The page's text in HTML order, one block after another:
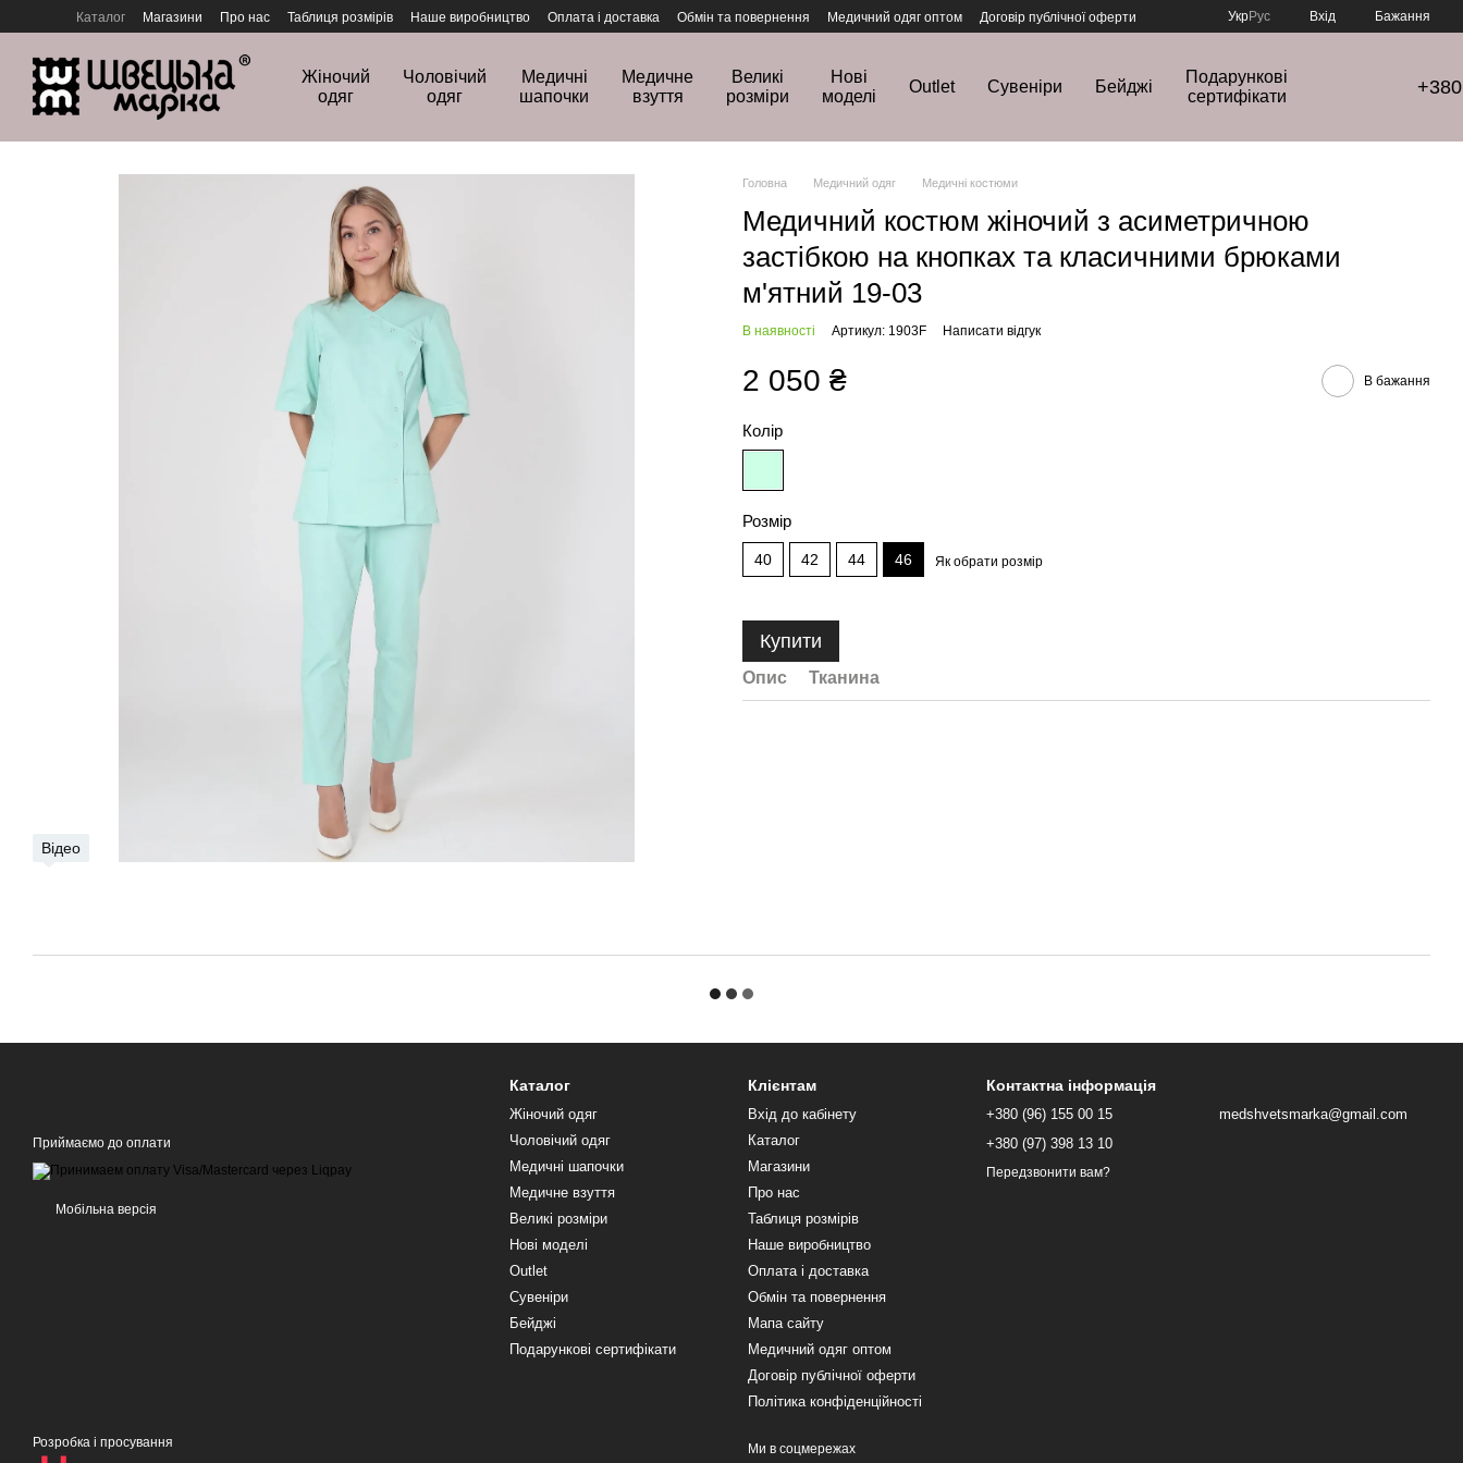
Перейти до основного контенту
Каталог Магазини Про нас Таблиця розмірів Наше виробництво Оплата і доставка Обмін та повернення Медичний одяг оптом
Договір публічної оферти
УкрРус Вхід Бажання
Жіночий
одяг
Чоловічий
одяг
Медичні
шапочки
Медичне
взуття
Великі
розміри
Нові
моделі
Outlet Сувеніри Бейджі
Подарункові
сертифікати
Відео
Головна Медичний одяг Медичні костюми
Медичний костюм жіночий з асиметричною
застібкою на кнопках та класичними брюками
м'ятний 19-03
В наявності Артикул: 1903F Написати відгук
2 050 ₴ В бажання
Колір
Розмір
40 42 44 46 Як обрати розмір
Купити
Опис Тканина
Приймаємо до оплати
Мобільна версія
Розробка і просування
Каталог
Жіночий одяг
Чоловічий одяг
Медичні шапочки
Медичне взуття
Великі розміри
Нові моделі
Outlet
Сувеніри
Бейджі
Подарункові сертифікати
Клієнтам
Вхід до кабінету
Каталог
Магазини
Про нас
Таблиця розмірів
Наше виробництво
Оплата і доставка
Обмін та повернення
Мапа сайту
Медичний одяг оптом
Договір публічної оферти
Політика конфіденційності
Ми в соцмережах
Контактна інформація
+380 (96) 155 00 15
+380 (97) 398 13 10
Передзвонити вам?
medshvetsmarka@gmail.com